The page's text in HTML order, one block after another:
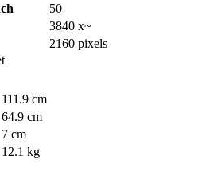
50
3840 x~
2160 pixels
111.9 cm
64.9 cm
7 cm
12.1 kg